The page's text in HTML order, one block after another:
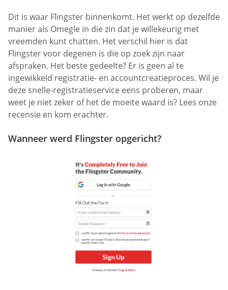
Dit is waar Flingster binnenkomt. Het werkt op dezelfde
manier als Omegle in die zin dat je willekeurig met
vreemden kunt chatten. Het verschil hier is dat
Flingster voor degenen is die op zoek zijn naar
afspraken. Het beste gedeelte? Er is geen al te
ingewikkeld registratie- en accountcreatieproces. Wil je
deze snelle-registratieservice eens proberen, maar
weet je niet zeker of het de moeite waard is? Lees onze
recensie en kom erachter.
Wanneer werd Flingster opgericht?